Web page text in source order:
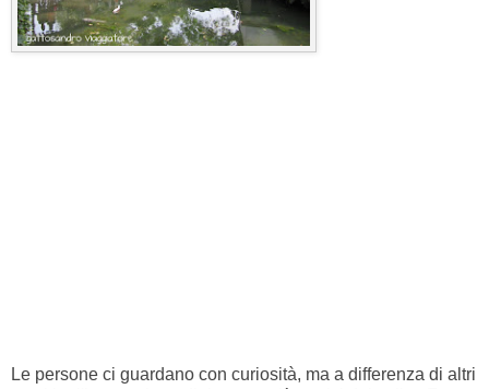
Le persone ci guardano con curiosità, ma a differenza di altri